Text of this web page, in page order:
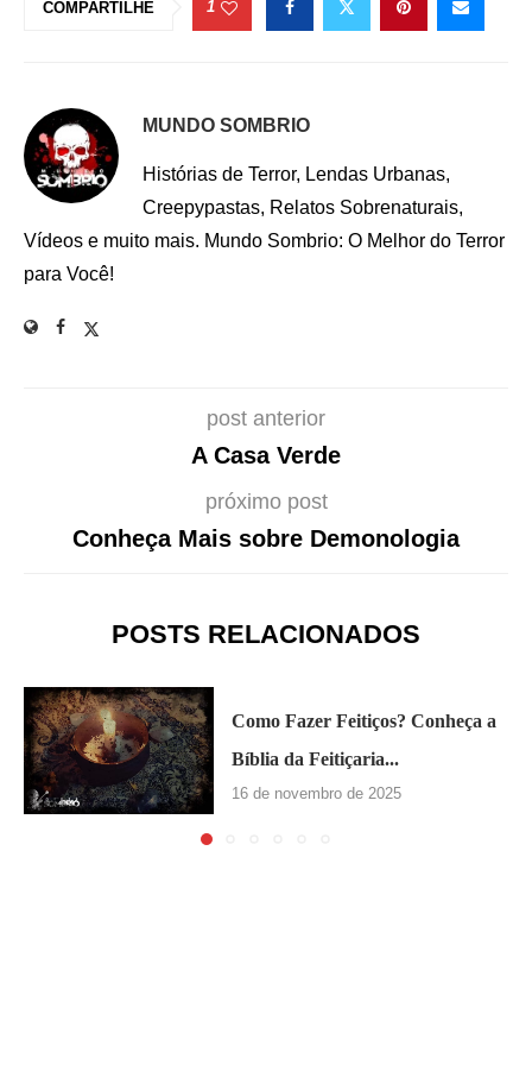
COMPARTILHE 1
MUNDO SOMBRIO
Histórias de Terror, Lendas Urbanas,
Creepypastas, Relatos Sobrenaturais,
Vídeos e muito mais. Mundo Sombrio: O Melhor do Terror
para Você!
post anterior
A Casa Verde
próximo post
Conheça Mais sobre Demonologia
POSTS RELACIONADOS
Como Fazer Feitiços? Conheça a
Bíblia da Feitiçaria...
16 de novembro de 2025